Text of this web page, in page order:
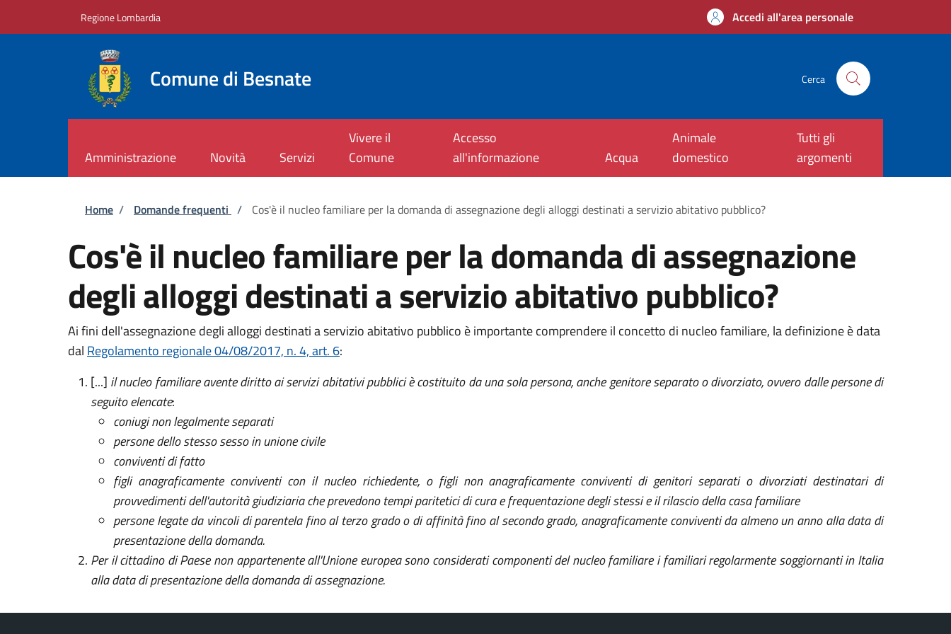
Regione Lombardia Accedi all'area personale
Comune di Besnate Cerca
Amministrazione Novità Servizi
Vivere il
Comune
Accesso
all'informazione
Acqua
Animale
domestico
Tutti gli
argomenti
Briciole di pane
Home / Domande frequenti / Cos'è il nucleo familiare per la domanda di assegnazione degli alloggi destinati a servizio abitativo pubblico?
Cos'è il nucleo familiare per la domanda di assegnazione
degli alloggi destinati a servizio abitativo pubblico?
Ai fini dell'assegnazione degli alloggi destinati a servizio abitativo pubblico è importante comprendere il concetto di nucleo familiare, la definizione è data
dal Regolamento regionale 04/08/2017, n. 4, art. 6:
[...] il nucleo familiare avente diritto ai servizi abitativi pubblici è costituito da una sola persona, anche genitore separato o divorziato, ovvero dalle persone di
seguito elencate:
coniugi non legalmente separati
persone dello stesso sesso in unione civile
conviventi di fatto
figli anagraficamente conviventi con il nucleo richiedente, o figli non anagraficamente conviventi di genitori separati o divorziati destinatari di
provvedimenti dell'autorità giudiziaria che prevedono tempi paritetici di cura e frequentazione degli stessi e il rilascio della casa familiare
persone legate da vincoli di parentela fino al terzo grado o di affinità fino al secondo grado, anagraficamente conviventi da almeno un anno alla data di
presentazione della domanda.
Per il cittadino di Paese non appartenente all'Unione europea sono considerati componenti del nucleo familiare i familiari regolarmente soggiornanti in Italia
alla data di presentazione della domanda di assegnazione.